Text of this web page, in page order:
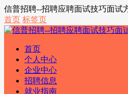
信普招聘--招聘应聘面试技巧面试
首页 标签页
首页
个人中心
企业中心
招聘信息
就业指南